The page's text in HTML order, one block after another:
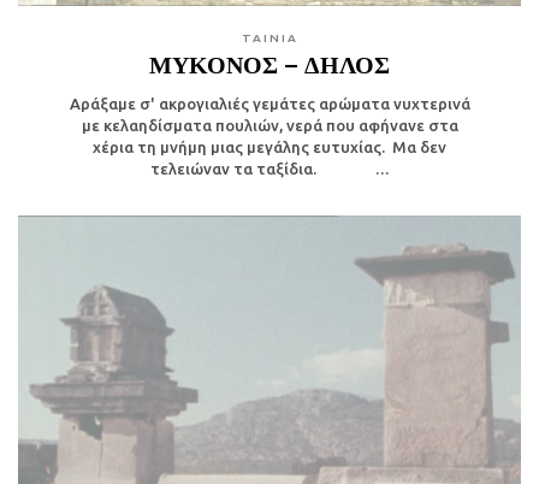
TAINIA
ΜΥΚΟΝΟΣ – ΔΗΛΟΣ
Αράξαμε σ' ακρογιαλιές γεμάτες αρώματα νυχτερινά
με κελαηδίσματα πουλιών, νερά που αφήνανε στα
χέρια τη μνήμη μιας μεγάλης ευτυχίας. Μα δεν
τελειώναν τα ταξίδια. …